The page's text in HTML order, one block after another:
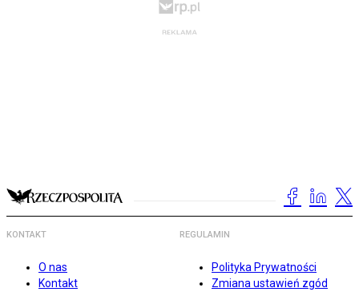
KONTAKT
O nas
Kontakt
REGULAMIN
Polityka Prywatności
Zmiana ustawień zgód